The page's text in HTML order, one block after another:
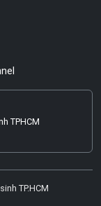
TPHCM
TP.HCM